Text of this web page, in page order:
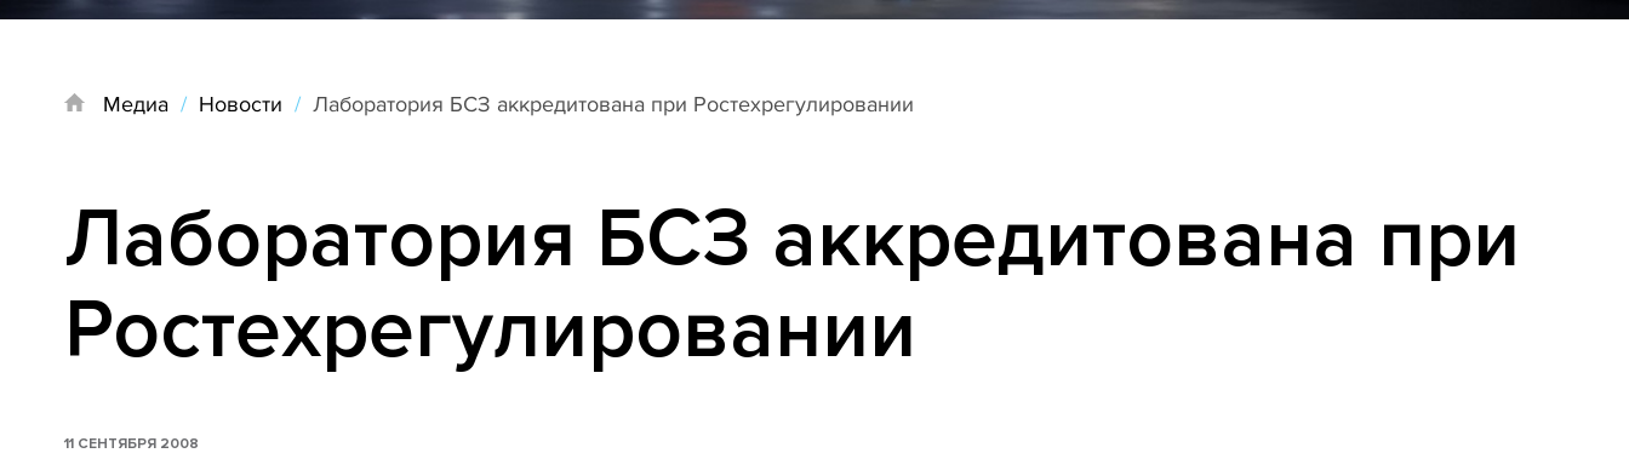
Медиа / Новости / Лаборатория БСЗ аккредитована при Ростехрегулировании
Лаборатория БСЗ аккредитована при
Ростехрегулировании
11 СЕНТЯБРЯ 2008